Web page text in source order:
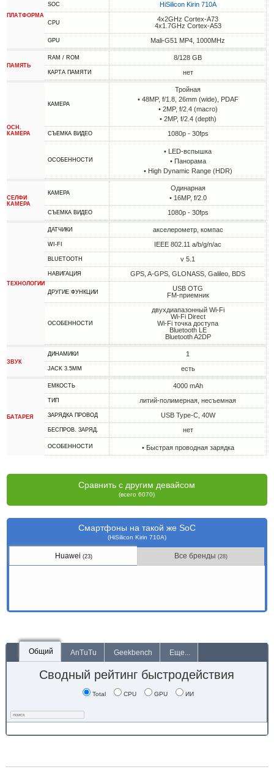
ПЛАТФОРМА
SOC HiSilicon Kirin 710A
CPU
4x2GHz Cortex-A73
4x1.7GHz Cortex-A53
GPU Mali-G51 MP4, 1000MHz
ПАМЯТЬ
RAM / ROM 8/128 GB
КАРТА ПАМЯТИ нет
ОСН.
КАМЕРА
КАМЕРА
Тройная
• 48MP, f/1.8, 26mm (wide), PDAF
• 2MP, f/2.4 (macro)
• 2MP, f/2.4 (depth)
СЪЕМКА ВИДЕО 1080p - 30fps
ОСОБЕННОСТИ
• LED-вспышка
• Панорама
• High Dynamic Range (HDR)
СЕЛФИ
КАМЕРА
КАМЕРА
Одинарная
• 16MP, f/2.0
СЪЕМКА ВИДЕО 1080p - 30fps
ТЕХНОЛОГИИ
ДАТЧИКИ акселерометр, компас
WI-FI IEEE 802.11 a/b/g/n/ac
BLUETOOTH v 5.1
НАВИГАЦИЯ GPS, A-GPS, GLONASS, Galileo, BDS
ДРУГИЕ ФУНКЦИИ
USB OTG
FM-приемник
ОСОБЕННОСТИ
двухдиапазонный Wi-Fi
Wi-Fi Direct
Wi-Fi точка доступа
Bluetooth LE
Bluetooth A2DP
ЗВУК
ДИНАМИКИ 1
JACK 3.5MM есть
БАТАРЕЯ
ЕМКОСТЬ 4000 mAh
ТИП литий-полимерная, несъемная
ЗАРЯДКА ПРОВОД USB Type-C, 40W
БЕСПРОВ. ЗАРЯД. нет
ОСОБЕННОСТИ • Быстрая проводная зарядка
Сравнить с другим девайсом
(всего 6070)
Смартфоны на такой же SoC
(HiSilicon Kirin 710A)
Huawei (23) Все бренды(28)
Общий AnTuTu Geekbench Еще...
Сводный рейтинг быстродействия
Total CPU GPU ИИ